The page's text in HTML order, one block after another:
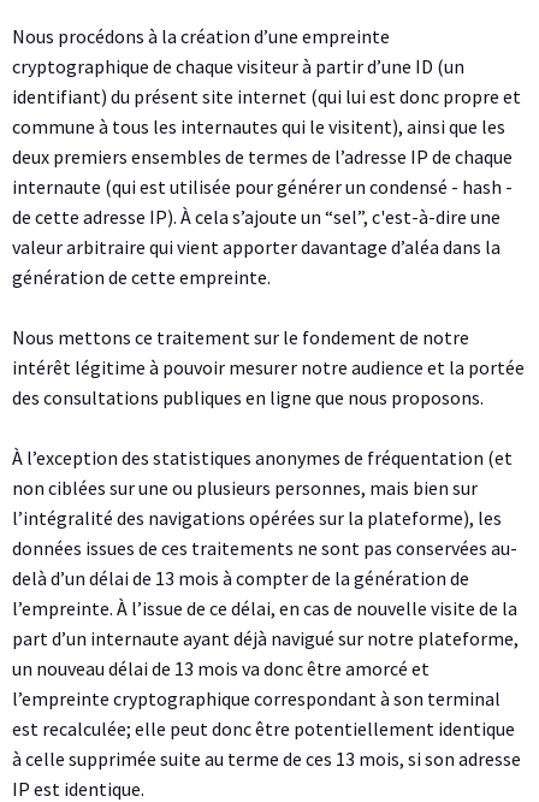
Nous procédons à la création d’une empreinte
cryptographique de chaque visiteur à partir d’une ID (un
identifiant) du présent site internet (qui lui est donc propre et
commune à tous les internautes qui le visitent), ainsi que les
deux premiers ensembles de termes de l’adresse IP de chaque
internaute (qui est utilisée pour générer un condensé - hash -
de cette adresse IP). À cela s’ajoute un “sel”, c'est-à-dire une
valeur arbitraire qui vient apporter davantage d’aléa dans la
génération de cette empreinte.
Nous mettons ce traitement sur le fondement de notre
intérêt légitime à pouvoir mesurer notre audience et la portée
des consultations publiques en ligne que nous proposons.
À l’exception des statistiques anonymes de fréquentation (et
non ciblées sur une ou plusieurs personnes, mais bien sur
l’intégralité des navigations opérées sur la plateforme), les
données issues de ces traitements ne sont pas conservées au-
delà d’un délai de 13 mois à compter de la génération de
l’empreinte. À l’issue de ce délai, en cas de nouvelle visite de la
part d’un internaute ayant déjà navigué sur notre plateforme,
un nouveau délai de 13 mois va donc être amorcé et
l’empreinte cryptographique correspondant à son terminal
est recalculée; elle peut donc être potentiellement identique
à celle supprimée suite au terme de ces 13 mois, si son adresse
IP est identique.